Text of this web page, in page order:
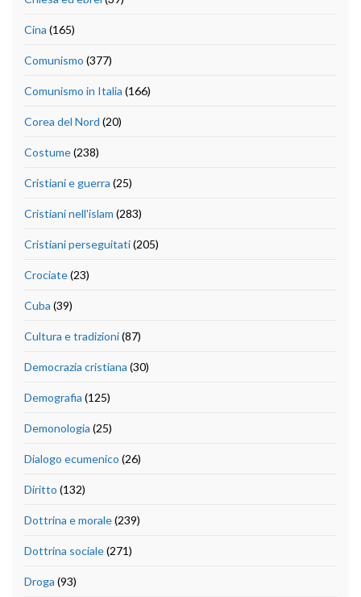
Cina (165)
Comunismo (377)
Comunismo in Italia (166)
Corea del Nord (20)
Costume(238)
Cristiani e guerra (25)
Cristiani nell'islam (283)
Cristiani perseguitati(205)
Crociate(23)
Cuba (39)
Cultura e tradizioni(87)
Democrazia cristiana (30)
Demografia (125)
Demonologia (25)
Dialogo ecumenico (26)
Diritto (132)
Dottrina e morale(239)
Dottrina sociale(271)
Droga (93)